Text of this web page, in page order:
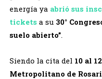
energía ya abrió sus
tickets a su 30°
suelo abierto”.
Siendo la cita del 10 al
Metropolitano de